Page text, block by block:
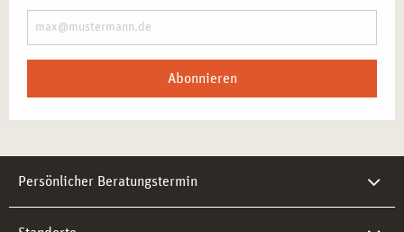
Abonnieren
Persönlicher Beratungstermin